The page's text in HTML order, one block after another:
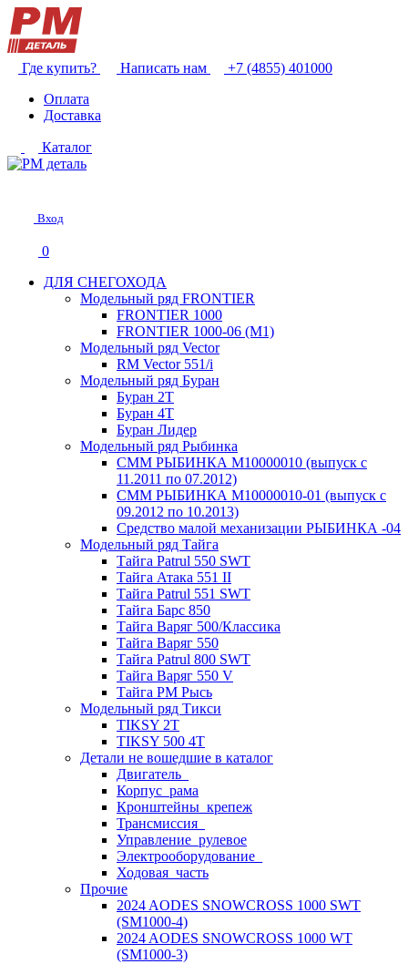
Где купить? Написать нам
+7 (4855) 401000
Оплата
Доставка
Каталог
Вход
0
ДЛЯ СНЕГОХОДА
Модельный ряд FRONTIER
FRONTIER 1000
FRONTIER 1000-06 (М1)
Модельный ряд Vector
RM Vector 551/i
Модельный ряд Буран
Буран 2Т
Буран 4Т
Буран Лидер
Модельный ряд Рыбинка
СММ РЫБИНКА M10000010 (выпуск с
11.2011 по 07.2012)
СММ РЫБИНКА M10000010-01 (выпуск с
09.2012 по 10.2013)
Средство малой механизации РЫБИНКА -04
Модельный ряд Тайга
Тайга Patrul 550 SWT
Тайга Атака 551 II
Тайга Patrul 551 SWT
Тайга Барс 850
Тайга Варяг 500/Классика
Тайга Варяг 550
Тайга Patrul 800 SWT
Тайга Варяг 550 V
Тайга РМ Рысь
Модельный ряд Тикси
TIKSY 2T
TIKSY 500 4T
Детали не вошедшие в каталог
Двигатель_
Корпус_рама
Кронштейны_крепеж
Трансмиссия_
Управление_рулевое
Электрооборудование_
Ходовая_часть
Прочие
2024 AODES SNOWCROSS 1000 SWT
(SM1000-4)
2024 AODES SNOWCROSS 1000 WT
(SM1000-3)